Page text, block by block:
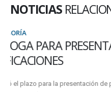
NOTICIAS
SIN CATEGORÍA
VISITA DE NICOLAS
UNIVERSIDAD
En el marco de la presentación en